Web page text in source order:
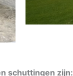
schuttingen zijn: